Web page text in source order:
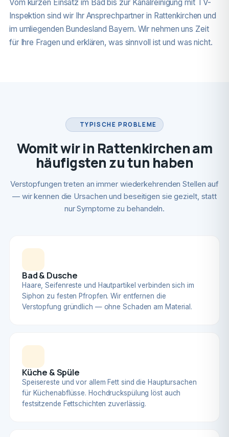
Vom kurzen Einsatz im Bad bis zur Kanalreinigung mit TV-
Inspektion sind wir Ihr Ansprechpartner in Rattenkirchen und
im umliegenden Bundesland Bayern. Wir nehmen uns Zeit
für Ihre Fragen und erklären, was sinnvoll ist und was nicht.
TYPISCHE PROBLEME
Womit wir in Rattenkirchen am
häufigsten zu tun haben
Verstopfungen treten an immer wiederkehrenden Stellen auf
— wir kennen die Ursachen und beseitigen sie gezielt, statt
nur Symptome zu behandeln.
Bad & Dusche
Haare, Seifenreste und Hautpartikel verbinden sich im
Siphon zu festen Pfropfen. Wir entfernen die
Verstopfung gründlich — ohne Schaden am Material.
Küche & Spüle
Speisereste und vor allem Fett sind die Hauptursachen
für Küchenabflüsse. Hochdruckspülung löst auch
festsitzende Fettschichten zuverlässig.